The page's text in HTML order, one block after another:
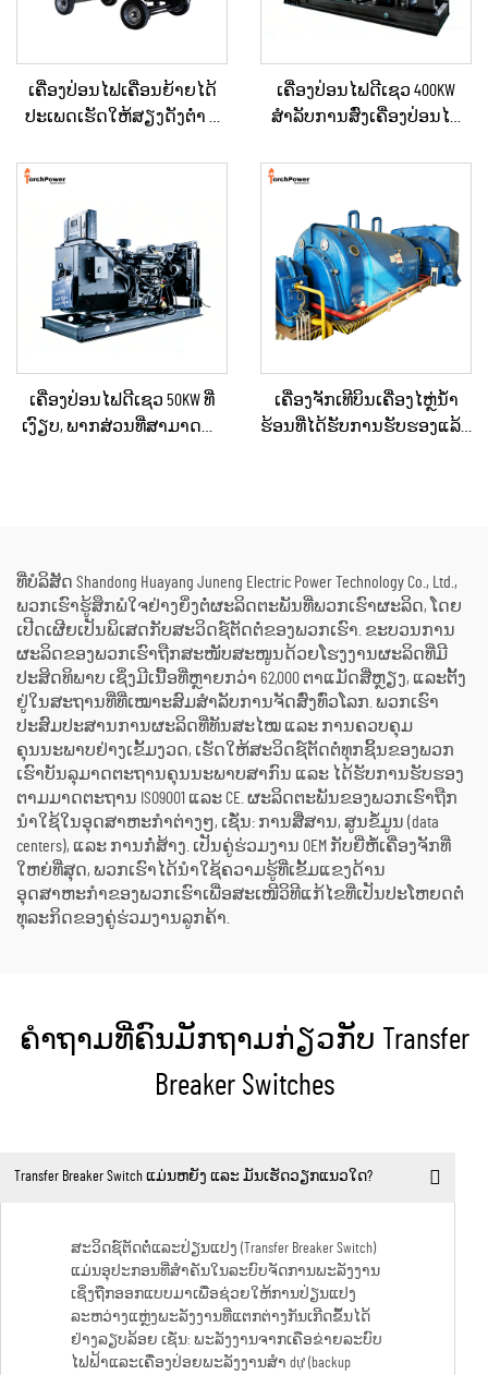
ເຄື່ອງປ່ອນໄຟເຄື່ອນຍ້າຍໄດ້
ປະເພດເຮັດໃຫ້ສຽງດັງຕ່ຳ ທີ່
ສຳລັບການໃຊ້ໃນເວລາฉຸກ
ເຄື່ອງປ່ອນໄຟດີເຊວ 400KW
ສຳລັບການສົ່ງເຄື່ອງປ່ອນໄຟ
ເສິນ ສຳລັບທຸລະກິດ ແລະ ການ
ເຄື່ອງປ່ອນໄຟດີເຊວ 50KW ທີ່
ເງົຽບ, ພາກສ່ວນທີ່ສາມາດນຳ
ເຄື່ອງຈັກເທີບິນເຄື່ອງໄຫຼ່ນ້ຳ
ຮ້ອນທີ່ໄດ້ຮັບການຮັບຮອງແລ້ວ
ທີ່ບໍລິສັດ Shandong Huayang Juneng Electric Power Technology Co., Ltd.,
ພວກເຮົາຮູ້ສຶກພໍໃຈຢ່າງຍິ່ງຕໍ່ຜະລິດຕະພັນທີ່ພວກເຮົາຜະລິດ, ໂດຍ
ເປີດເຜີຍເປັນພິເສດກັບສະວິດຊ໌ຕັດຕໍ່ຂອງພວກເຮົາ. ຂະບວນການ
ຜະລິດຂອງພວກເຮົາຖືກສະໜັບສະໜູນດ້ວຍໂຮງງານຜະລິດທີ່ມີ
ປະສິດທິພາບ ເຊິ່ງມີເນື້ອທີ່ຫຼາຍກວ່າ 62,000 ຕາແມັດສີ່ຫຼຽງ, ແລະຕັ້ງ
ຢູ່ໃນສະຖານທີ່ທີ່ເໝາະສົມສຳລັບການຈັດສົ່ງທົ່ວໂລກ. ພວກເຮົາ
ປະສົມປະສານການຜະລິດທີ່ທັນສະໄໝ ແລະ ການຄວບຄຸມ
ຄຸນນະພາບຢ່າງເຂັ້ມງວດ, ເຮັດໃຫ້ສະວິດຊ໌ຕັດຕໍ່ທຸກຊິ້ນຂອງພວກ
ເຮົາບັນລຸມາດຕະຖານຄຸນນະພາບສາກົນ ແລະ ໄດ້ຮັບການຮັບຮອງ
ຕາມມາດຕະຖານ ISO9001 ແລະ CE. ຜະລິດຕະພັນຂອງພວກເຮົາຖືກ
ນຳໃຊ້ໃນອຸດສາຫະກຳຕ່າງໆ, ເຊັ່ນ: ການສື່ສານ, ສູນຂໍ້ມູນ (data
centers), ແລະ ການກໍ່ສ້າງ. ເປັນຄູ່ຮ່ວມງານ OEM ກັບຍີ່ຫໍ້ເຄື່ອງຈັກທີ່
ໃຫຍ່ທີ່ສຸດ, ພວກເຮົາໄດ້ນຳໃຊ້ຄວາມຮູ້ທີ່ເຂັ້ມແຂງດ້ານ
ອຸດສາຫະກຳຂອງພວກເຮົາເພື່ອສະເໜີວິທີແກ້ໄຂທີ່ເປັນປະໂຫຍດຕໍ່
ທຸລະກິດຂອງຄູ່ຮ່ວມງານລູກຄ້າ.
ຄຳຖາມທີ່ຄົນມັກຖາມກ່ຽວກັບ Transfer
Breaker Switches
Transfer Breaker Switch ແມ່ນຫຍັງ ແລະ ມັນເຮັດວຽກແນວໃດ?
ສະວິດຊ໌ຕັດຕໍ່ແລະປ່ຽນແປງ (Transfer Breaker Switch)
ແມ່ນອຸປະກອນທີ່ສຳຄັນໃນລະບົບຈັດການພະລັງງານ
ເຊິ່ງຖືກອອກແບບມາເພື່ອຊ່ວຍໃຫ້ການປ່ຽນແປງ
ລະຫວ່າງແຫຼ່ງພະລັງງານທີ່ແຕກຕ່າງກັນເກີດຂຶ້ນໄດ້
ຢ່າງລຽບລ້ອຍ ເຊັ່ນ: ພະລັງງານຈາກເຄືອຂ່າຍລະບົບ
ໄຟຟ້າແລະເຄື່ອງປ່ອຍພະລັງງານສຳ dự (backup